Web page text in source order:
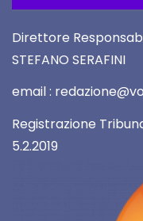
Direttore
STEFANO SERAFINI
email :
Registrazione
5.2.2019